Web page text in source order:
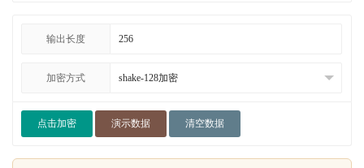
输出长度
加密方式
点击加密 演示数据 清空数据